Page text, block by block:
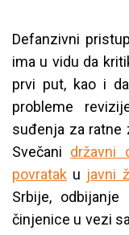
Defanzivni
ima u vidu da
prvi put, kao i
probleme
suđenja za ratne
Svečani državni
povratak u javni
Srbije,
činjenice u vezi sa